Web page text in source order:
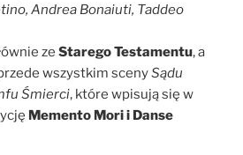
Andrea Bonaiuti, Taddeo
ze Starego Testamentu, a
wszystkim scenySądu
Śmierci, które wpisują się w
Memento Mori i Danse